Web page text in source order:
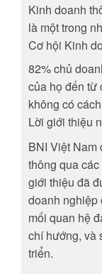
Kinh doanh
là một trong
Cơ hội Kinh
82% chủ
của họ đến từ
không có
Lời giới thiệu
BNI Việt Nam
thông qua
giới thiệu đã
doanh nghiệp
mối quan hệ
chí hướng, và
triển.